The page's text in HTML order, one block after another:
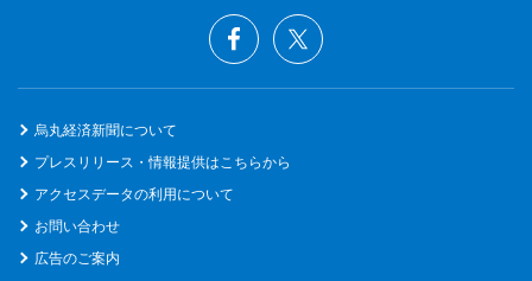
烏丸経済新聞について
プレスリリース・情報提供はこちらから
アクセスデータの利用について
お問い合わせ
広告のご案内